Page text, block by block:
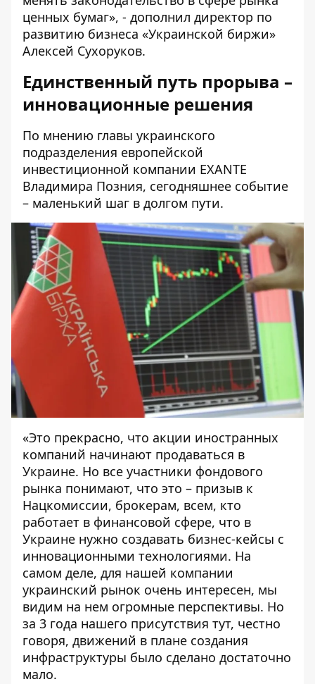
ценных бумаг», - дополнил директор по
развитию бизнеса «Украинской биржи»
Алексей Сухоруков.
Единственный путь прорыва –
инновационные решения
По мнению главы украинского
подразделения европейской
инвестиционной компании EXANTE
Владимира Позния, сегодняшнее событие
– маленький шаг в долгом пути.
«Это прекрасно, что акции иностранных
компаний начинают продаваться в
Украине. Но все участники фондового
рынка понимают, что это – призыв к
Нацкомиссии, брокерам, всем, кто
работает в финансовой сфере, что в
Украине нужно создавать бизнес-кейсы с
инновационными технологиями. На
самом деле, для нашей компании
украинский рынок очень интересен, мы
видим на нем огромные перспективы. Но
за 3 года нашего присутствия тут, честно
говоря, движений в плане создания
инфраструктуры было сделано достаточно
мало.